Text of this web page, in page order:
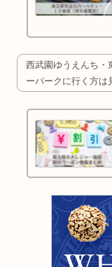
西武園ゆうえんち・
ーパークに行く方は